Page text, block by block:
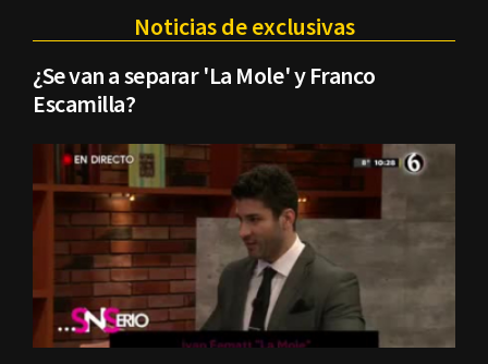
Noticias de exclusivas
¿Se van a separar 'La Mole' y Franco
Escamilla?